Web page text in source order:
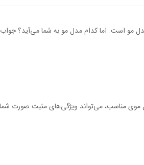
مدل مو است. اما کدام مدل مو به شما می‌آید؟ جواب
مناسب، می‌تواند ویژگی‌های مثبت صورت